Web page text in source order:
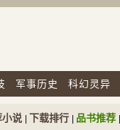
军事历史 科幻灵异
小说 下载排行 品书推荐